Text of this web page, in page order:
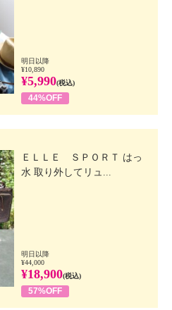
明日以降
¥10,890
¥5,990(税込)
44%OFF
ＥＬＬＥ ＳＰＯＲＴ はっ
水 取り外してリュ...
明日以降
¥44,000
¥18,900(税込)
57%OFF